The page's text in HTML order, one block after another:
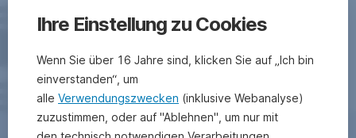
Ihre Einstellung zu Cookies
Wenn Sie über 16 Jahre sind, klicken Sie auf „Ich bin
einverstanden“, um
alle Verwendungszwecken (inklusive Webanalyse)
zuzustimmen, oder auf "Ablehnen", um nur mit